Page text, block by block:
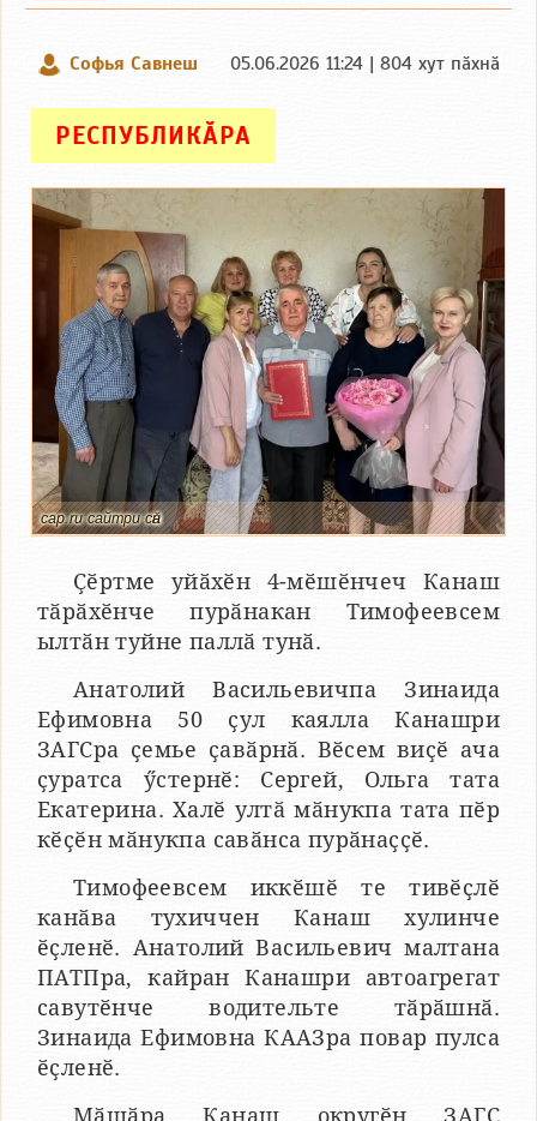
Софья Савнеш 05.06.2026 11:24 | 804 хут пӑхнӑ
РЕСПУБЛИКӐРА
cap.ru сайтри сӑн
Ҫӗртме уйӑхӗн 4-мӗшӗнчеч Канаш
тӑрӑхӗнче пурӑнакан Тимофеевсем
ылтӑн туйне паллӑ тунӑ.
Анатолий Васильевичпа Зинаида
Ефимовна 50 ҫул каялла Канашри
ЗАГСра ҫемье ҫавӑрнӑ. Вӗсем виҫӗ ача
ҫуратса ӳстернӗ: Сергей, Ольга тата
Екатерина. Халӗ ултӑ мӑнукпа тата пӗр
кӗҫӗн мӑнукпа савӑнса пурӑнаҫҫӗ.
Тимофеевсем иккӗшӗ те тивӗҫлӗ
канӑва тухиччен Канаш хулинче
ӗҫленӗ. Анатолий Васильевич малтана
ПАТПра, кайран Канашри автоагрегат
савутӗнче водительте тӑрӑшнӑ.
Зинаида Ефимовна КААЗра повар пулса
ӗҫленӗ.
Мӑшӑра Канаш округӗн ЗАГС